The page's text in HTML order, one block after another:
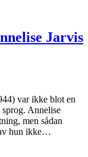
Jarvis
var ikke blot en
sprog. Annelise
men sådan
hun ikke…